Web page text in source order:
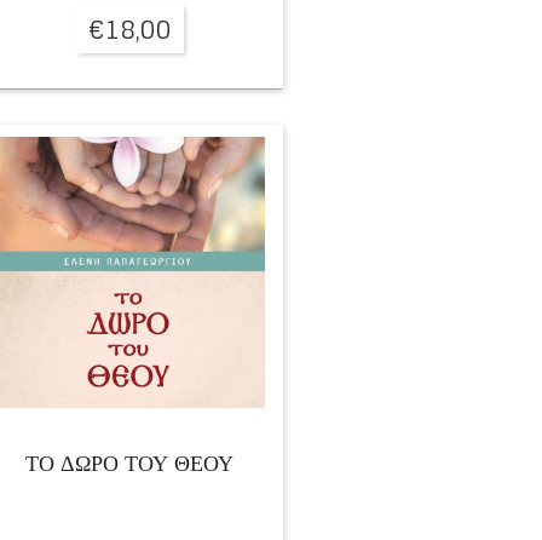
€18,00
ΤΟ ΔΩΡΟ ΤΟΥ ΘΕΟΥ